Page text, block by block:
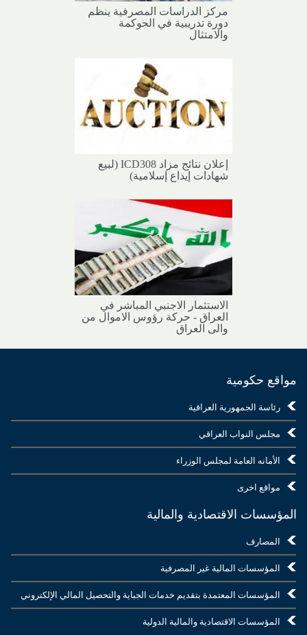
مركز الدراسات المصرفية ينظم
دورة تدريبية في الحوكمة
والامتثال
إعلان نتائج مزاد ICD308 (لبيع
شهادات إيداع إسلامية)
الاستثمار الاجنبي المباشر في
العراق - حركة رؤوس الاموال من
والى العراق
مواقع حكومية
رئاسة الجمهورية العراقية
مجلس النواب العراقي
الأمانه العامة لمجلس الوزراء
مواقع اخرى
المؤسسات الاقتصادية والمالية
المصارف
المؤسسات المالية غير المصرفية
المؤسسات المعتمدة بتقديم خدمات الجباية والتحصيل المالي الإلكتروني
المؤسسات الاقتصادية والمالية الدولية